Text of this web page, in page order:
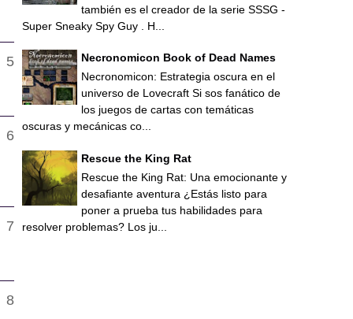
también es el creador de la serie SSSG -
Super Sneaky Spy Guy . H...
Necronomicon Book of Dead Names
Necronomicon: Estrategia oscura en el
universo de Lovecraft Si sos fanático de
los juegos de cartas con temáticas
oscuras y mecánicas co...
Rescue the King Rat
Rescue the King Rat: Una emocionante y
desafiante aventura ¿Estás listo para
poner a prueba tus habilidades para
resolver problemas? Los ju...